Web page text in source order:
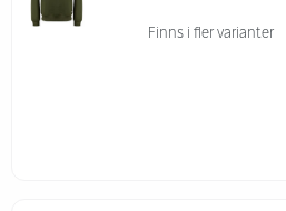
Finns i fler varianter